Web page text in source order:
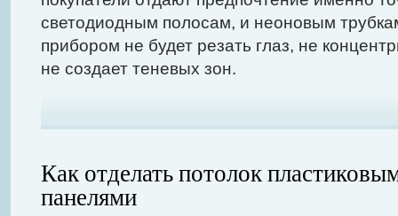
светодиодным полосам, и неоновым
прибором не будет резать глаз, не
не создает теневых зон.
Как отделать потолок
панелями